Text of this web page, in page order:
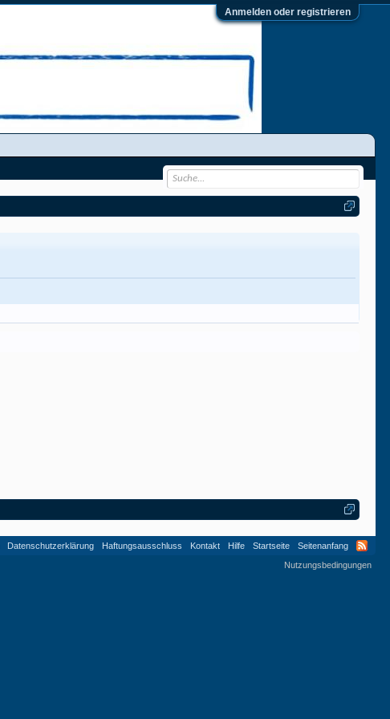
Anmelden oder registrieren
Datenschutzerklärung Haftungsausschluss Kontakt Hilfe Startseite
Seitenanfang
Nutzungsbedingungen